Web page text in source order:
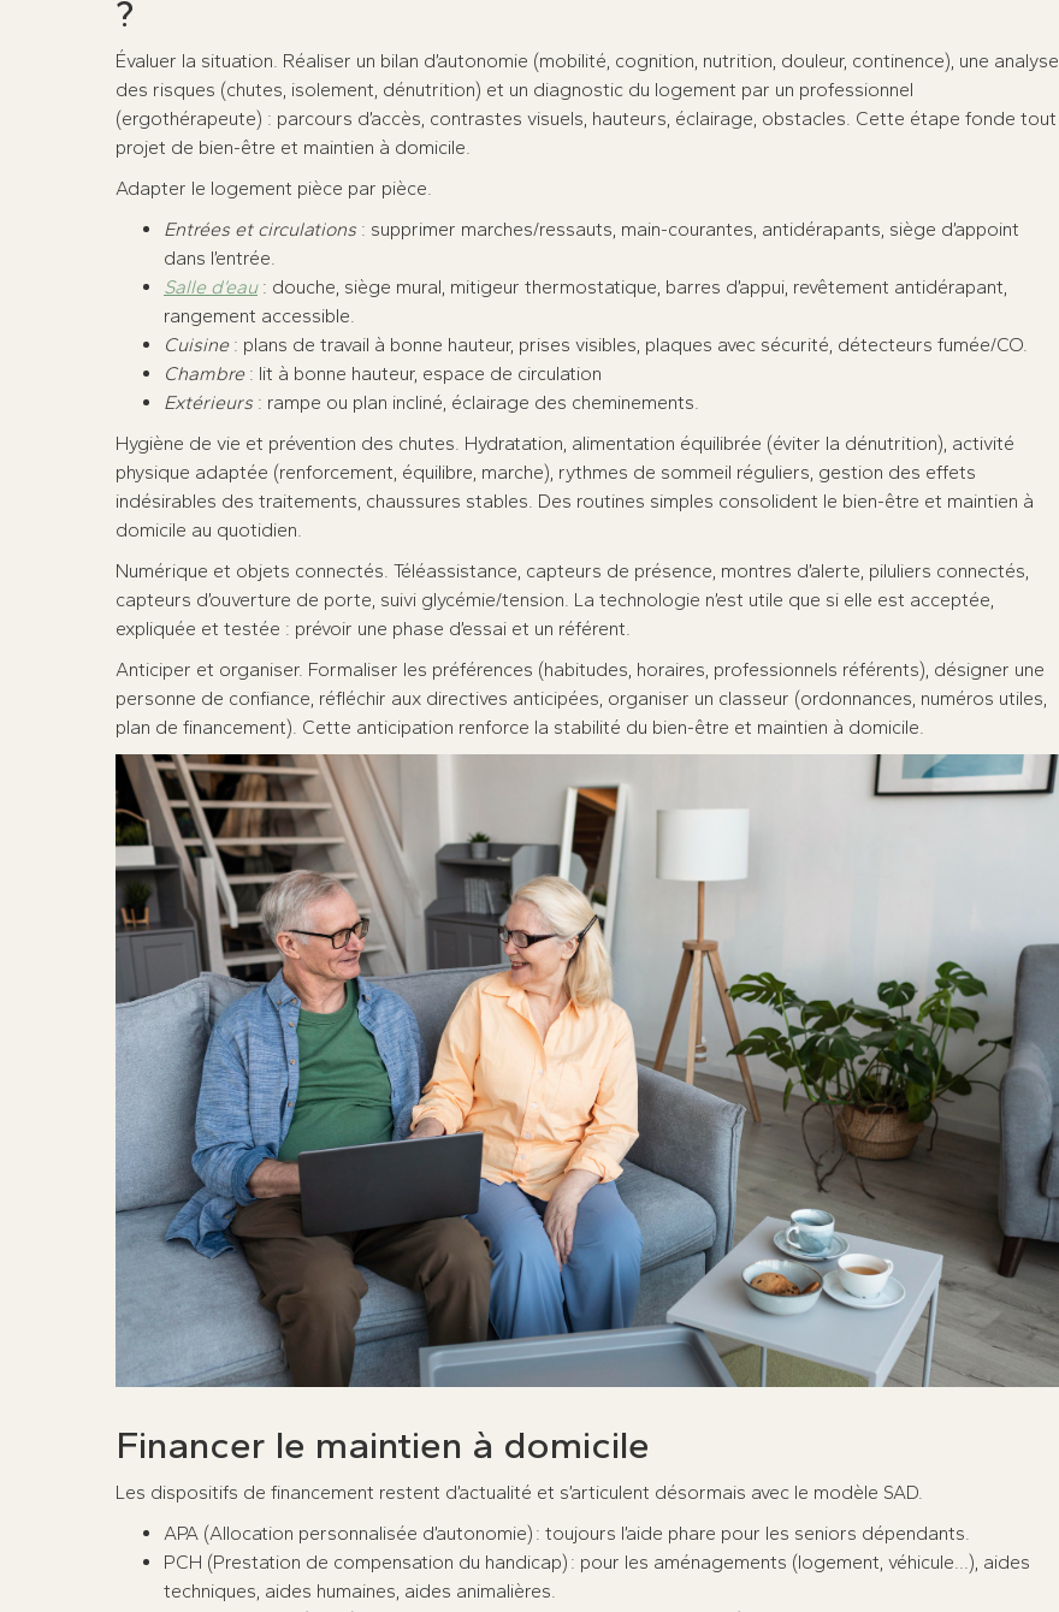
?
Évaluer la situation. Réaliser un bilan d’autonomie (mobilité, cognition, nutrition, douleur, continence), une analyse
des risques (chutes, isolement, dénutrition) et un diagnostic du logement par un professionnel
(ergothérapeute) : parcours d’accès, contrastes visuels, hauteurs, éclairage, obstacles. Cette étape fonde tout
projet de bien-être et maintien à domicile.
Adapter le logement pièce par pièce.
Entrées et circulations : supprimer marches/ressauts, main-courantes, antidérapants, siège d’appoint
dans l’entrée.
Salle d’eau: douche, siège mural, mitigeur thermostatique, barres d’appui, revêtement antidérapant,
rangement accessible.
Cuisine: plans de travail à bonne hauteur, prises visibles, plaques avec sécurité, détecteurs fumée/CO.
Chambre: lit à bonne hauteur, espace de circulation
Extérieurs : rampe ou plan incliné, éclairage des cheminements.
Hygiène de vie et prévention des chutes. Hydratation, alimentation équilibrée (éviter la dénutrition), activité
physique adaptée (renforcement, équilibre, marche), rythmes de sommeil réguliers, gestion des effets
indésirables des traitements, chaussures stables. Des routines simples consolident le bien-être et maintien à
domicile au quotidien.
Numérique et objets connectés. Téléassistance, capteurs de présence, montres d’alerte, piluliers connectés,
capteurs d’ouverture de porte, suivi glycémie/tension. La technologie n’est utile que si elle est acceptée,
expliquée et testée : prévoir une phase d’essai et un référent.
Anticiper et organiser. Formaliser les préférences (habitudes, horaires, professionnels référents), désigner une
personne de confiance, réfléchir aux directives anticipées, organiser un classeur (ordonnances, numéros utiles,
plan de financement). Cette anticipation renforce la stabilité du bien-être et maintien à domicile.
Financer le maintien à domicile
Les dispositifs de financement restent d’actualité et s’articulent désormais avec le modèle SAD.
APA (Allocation personnalisée d’autonomie) : toujours l’aide phare pour les seniors dépendants.
PCH (Prestation de compensation du handicap) : pour les aménagements (logement, véhicule...), aides
techniques, aides humaines, aides animalières.